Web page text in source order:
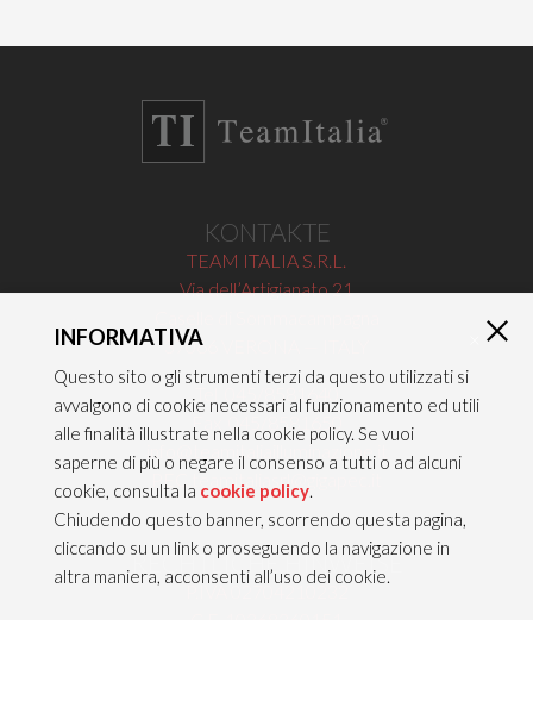
KONTAKTE
TEAM ITALIA S.R.L.
Via dell’Artigianato 21
37066 VERONA — ITALY
Tel 045/8581640
info@teamitaliailluminazione.it
PEC teamitaliasrl@gigapec.it
RECHTLICHE HINWEISE
P.IVA 02704210232
INFORMATIVA
Questo sito o gli strumenti terzi da questo utilizzati si
avvalgono di cookie necessari al funzionamento ed utili
alle finalità illustrate nella cookie policy. Se vuoi
saperne di più o negare il consenso a tutti o ad alcuni
cookie, consulta la cookie policy.
Chiudendo questo banner, scorrendo questa pagina,
cliccando su un link o proseguendo la navigazione in
altra maniera, acconsenti all’uso dei cookie.